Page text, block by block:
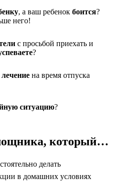
, а ваш ребенок боится?
него!
с просьбой приехать и
?
на время отпуска
ситуацию?
который…
делать
в домашних условиях